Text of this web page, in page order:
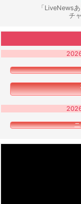
「LiveNews
チ